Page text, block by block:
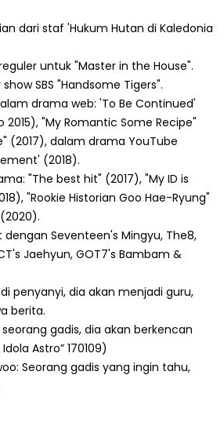
dari staf 'Hukum Hutan di Kaledonia
untuk "Master in the House".
SBS "Handsome Tigers".
drama web: 'To Be Continued'
"My Romantic Some Recipe"
(2017), dalam drama YouTube
(2018).
"The best hit" (2017), "My ID is
"Rookie Historian Goo Hae-Ryung"
Seventeen's Mingyu, The8,
Jaehyun, GOT7's Bambam &
penyanyi, dia akan menjadi guru,
berita.
gadis, dia akan berkencan
Astro” 170109)
Seorang gadis yang ingin tahu,